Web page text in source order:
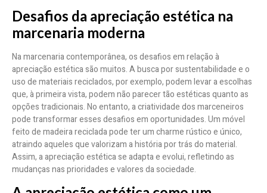
Desafios da apreciação estética na
marcenaria moderna
Na marcenaria contemporânea, os desafios em relação à
apreciação estética são muitos. A busca por sustentabilidade e o
uso de materiais reciclados, por exemplo, podem levar a escolhas
que, à primeira vista, podem não parecer tão estéticas quanto as
opções tradicionais. No entanto, a criatividade dos marceneiros
pode transformar esses desafios em oportunidades. Um móvel
feito de madeira reciclada pode ter um charme rústico e único,
atraindo aqueles que valorizam a história por trás do material.
Assim, a apreciação estética se adapta e evolui, refletindo as
mudanças nas prioridades e valores da sociedade.